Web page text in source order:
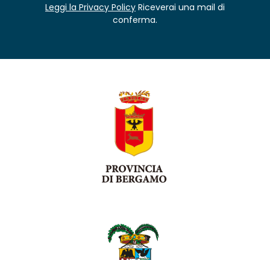
Leggi la Privacy Policy Riceverai una mail di
conferma.